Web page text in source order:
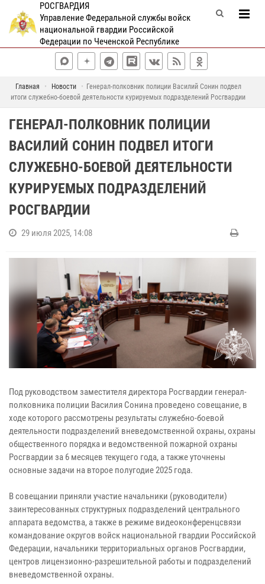
РОСГВАРДИЯ
Управление Федеральной службы войск
национальной гвардии Российской
Федерации по Чеченской Республике
Главная Новости
Генерал-полковник полиции Василий Сонин подвел
итоги служебно-боевой деятельности курируемых подразделений Росгвардии
ГЕНЕРАЛ-ПОЛКОВНИК ПОЛИЦИИ
ВАСИЛИЙ СОНИН ПОДВЕЛ ИТОГИ
СЛУЖЕБНО-БОЕВОЙ ДЕЯТЕЛЬНОСТИ
КУРИРУЕМЫХ ПОДРАЗДЕЛЕНИЙ
РОСГВАРДИИ
29 июля 2025, 14:08
Под руководством заместителя директора Росгвардии генерал-
полковника полиции Василия Сонина проведено совещание, в
ходе которого рассмотрены результаты служебно-боевой
деятельности подразделений вневедомственной охраны, охраны
общественного порядка и ведомственной пожарной охраны
Росгвардии за 6 месяцев текущего года, а также уточнены
основные задачи на второе полугодие 2025 года.
В совещании приняли участие начальники (руководители)
заинтересованных структурных подразделений центрального
аппарата ведомства, а также в режиме видеоконференцсвязи
командование округов войск национальной гвардии Российской
Федерации, начальники территориальных органов Росгвардии,
центров лицензионно-разрешительной работы и подразделений
вневедомственной охраны.